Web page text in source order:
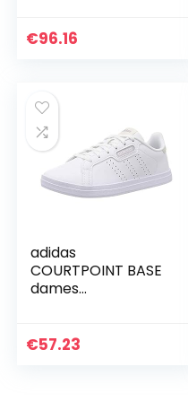
€96.16
adidas
COURTPOINT BASE
dames
€57.23